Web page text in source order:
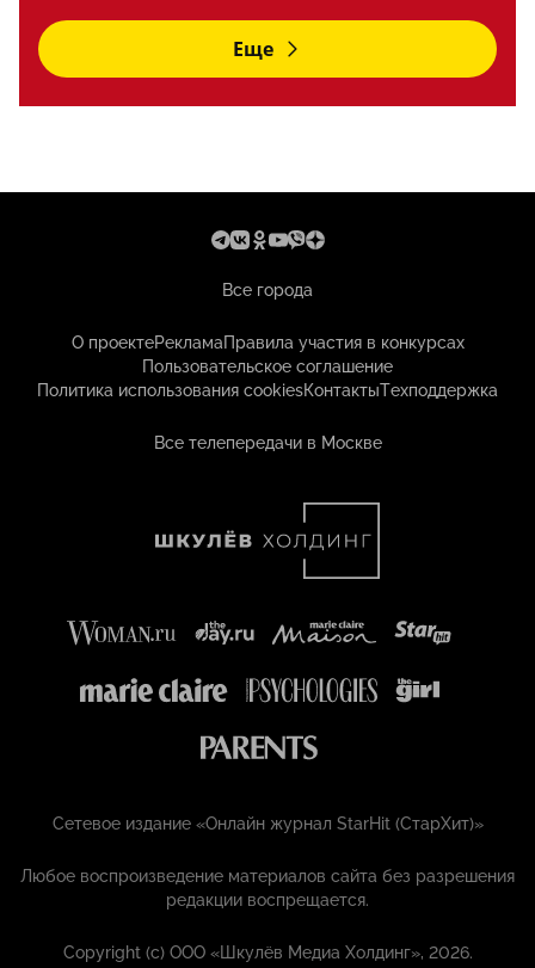
Еще
Все города
О проектеРекламаПравила участия в конкурсах
Пользовательское соглашение
Политика использования cookiesКонтактыТехподдержка
Все телепередачи в Москве
Сетевое издание «Онлайн журнал StarHit (СтарХит)»
Любое воспроизведение материалов сайта без разрешения
редакции воспрещается.
Copyright (с) ООО «Шкулёв Медиа Холдинг», 2026.